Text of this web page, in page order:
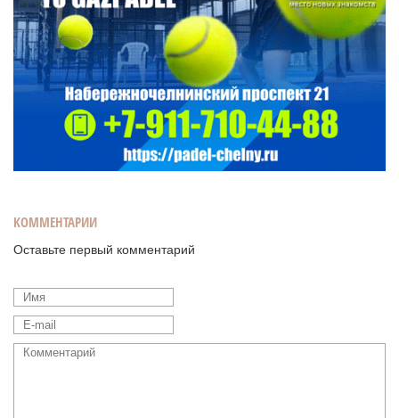
КОММЕНТАРИИ
Оставьте первый комментарий